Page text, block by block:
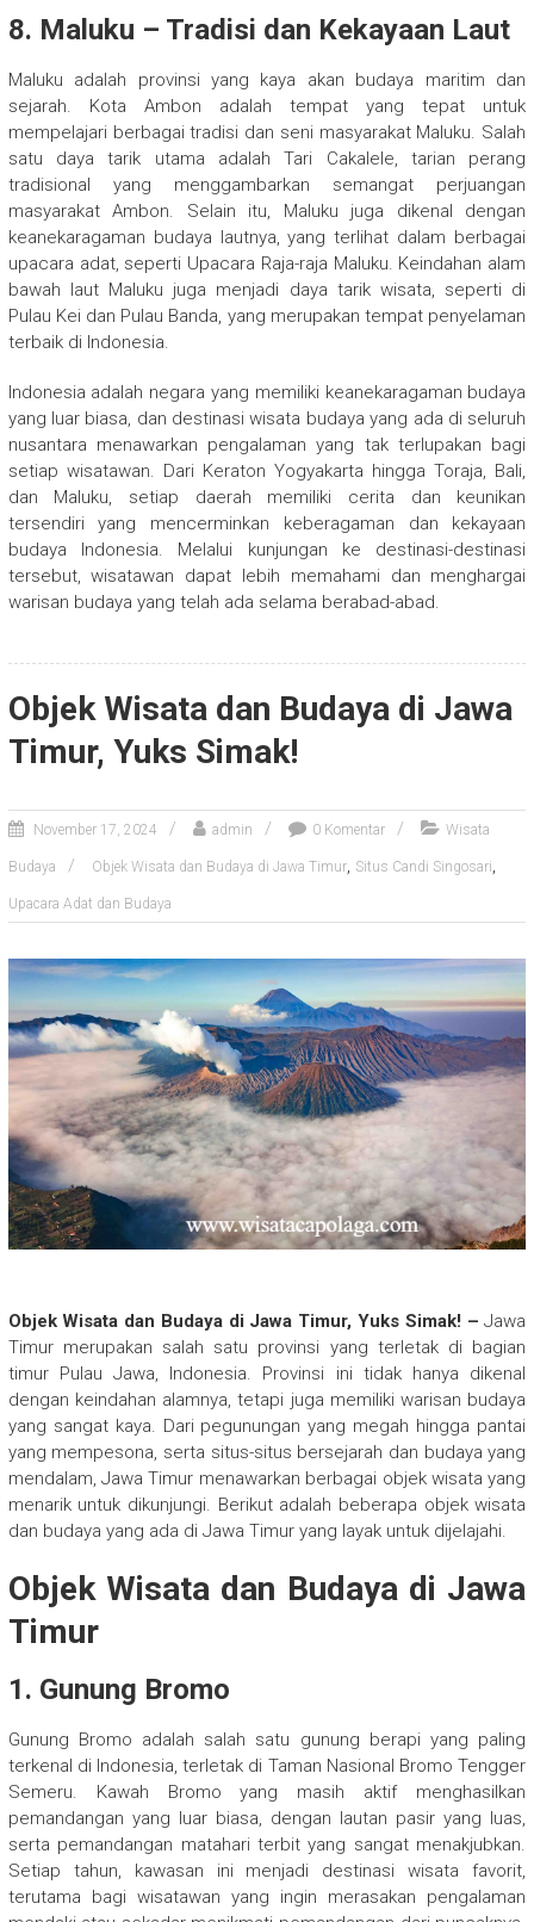
8. Maluku – Tradisi dan Kekayaan Laut
Maluku adalah provinsi yang kaya akan budaya maritim dan
sejarah. Kota Ambon adalah tempat yang tepat untuk
mempelajari berbagai tradisi dan seni masyarakat Maluku. Salah
satu daya tarik utama adalah Tari Cakalele, tarian perang
tradisional yang menggambarkan semangat perjuangan
masyarakat Ambon. Selain itu, Maluku juga dikenal dengan
keanekaragaman budaya lautnya, yang terlihat dalam berbagai
upacara adat, seperti Upacara Raja-raja Maluku. Keindahan alam
bawah laut Maluku juga menjadi daya tarik wisata, seperti di
Pulau Kei dan Pulau Banda, yang merupakan tempat penyelaman
terbaik di Indonesia.
Indonesia adalah negara yang memiliki keanekaragaman budaya
yang luar biasa, dan destinasi wisata budaya yang ada di seluruh
nusantara menawarkan pengalaman yang tak terlupakan bagi
setiap wisatawan. Dari Keraton Yogyakarta hingga Toraja, Bali,
dan Maluku, setiap daerah memiliki cerita dan keunikan
tersendiri yang mencerminkan keberagaman dan kekayaan
budaya Indonesia. Melalui kunjungan ke destinasi-destinasi
tersebut, wisatawan dapat lebih memahami dan menghargai
warisan budaya yang telah ada selama berabad-abad.
Objek Wisata dan Budaya di Jawa
Timur, Yuks Simak!
November 17, 2024 admin 0 Komentar Wisata
Budaya Objek Wisata dan Budaya di Jawa Timur, Situs Candi Singosari,
Upacara Adat dan Budaya
Objek Wisata dan Budaya di Jawa Timur, Yuks Simak! –Jawa
Timur merupakan salah satu provinsi yang terletak di bagian
timur Pulau Jawa, Indonesia. Provinsi ini tidak hanya dikenal
dengan keindahan alamnya, tetapi juga memiliki warisan budaya
yang sangat kaya. Dari pegunungan yang megah hingga pantai
yang mempesona, serta situs-situs bersejarah dan budaya yang
mendalam, Jawa Timur menawarkan berbagai objek wisata yang
menarik untuk dikunjungi. Berikut adalah beberapa objek wisata
dan budaya yang ada di Jawa Timur yang layak untuk dijelajahi.
Objek Wisata dan Budaya di Jawa
Timur
1. Gunung Bromo
Gunung Bromo adalah salah satu gunung berapi yang paling
terkenal di Indonesia, terletak di Taman Nasional Bromo Tengger
Semeru. Kawah Bromo yang masih aktif menghasilkan
pemandangan yang luar biasa, dengan lautan pasir yang luas,
serta pemandangan matahari terbit yang sangat menakjubkan.
Setiap tahun, kawasan ini menjadi destinasi wisata favorit,
terutama bagi wisatawan yang ingin merasakan pengalaman